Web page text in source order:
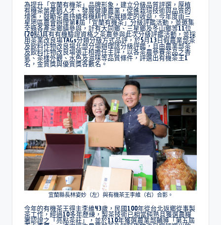
為提升「宜蘭有機茶」品牌形象，建立分級品質評選，厚植
有機茶葉產銷人才、發展健康農業，促進栽培技術與品質的
增進，鼓勵茶農持續有機耕作拓展穩定的收益，今年度由三
星地區農會辦理第8屆「宜蘭有機茶」分級評鑑活動，並邀集
全縣各產茶鄉鎮參與，計有大同鄉、三星鄉及冬山鄉等11位
(20點)具有有機驗證資格之茶農參與此次分級評鑑活動，並採
用茶業改良場TAGs分類分級方式品評，於5月13日假農業部茶
及飲料作物改良場北部分場辦理該分級評鑑，且由農業部茶
及飲料作物改良場張正桓擔任主評，以各茶農參賽茶品之香
氣、茶樣外觀、水色及滋味等品質條件，評選出有機茶王1
名，金質獎與優質獎各數名。
宜蘭縣長林姿妙（左）與有機茶王李維（右）合影。
今年的有機茶王得主李維43歲，民國100年從台北返鄉從事製
茶工作，經過10多年歷練，製茶技術已相當純熟且獲選農糧
署認證之「亮點茶莊」，並於110年獲選農業部輔導「第五屆